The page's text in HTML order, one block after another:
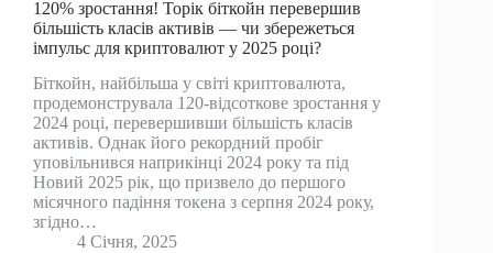
120% зростання! Торік біткойн перевершив
більшість класів активів — чи збережеться
імпульс для криптовалют у 2025 році?
Біткойн, найбільша у світі криптовалюта,
продемонструвала 120-відсоткове зростання у
2024 році, перевершивши більшість класів
активів. Однак його рекордний пробіг
уповільнився наприкінці 2024 року та під
Новий 2025 рік, що призвело до першого
місячного падіння токена з серпня 2024 року,
згідно…
4 Січня, 2025